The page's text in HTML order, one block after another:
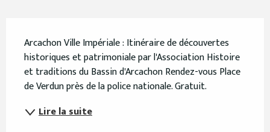
Arcachon Ville Impériale : Itinéraire de découvertes
historiques et patrimoniale par l'Association Histoire
et traditions du Bassin d'Arcachon Rendez-vous Place
de Verdun près de la police nationale. Gratuit.
Lire la suite